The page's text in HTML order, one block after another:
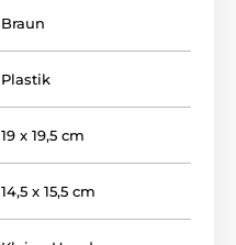
Braun
Plastik
19 x 19,5 cm
14,5 x 15,5 cm